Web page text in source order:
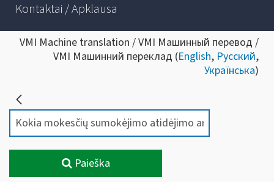
Kontaktai / Apklausa
VMI Machine translation / VMI Машинный перевод /
VMI Машинний переклад (English, Русский,
Українська)
Paieška